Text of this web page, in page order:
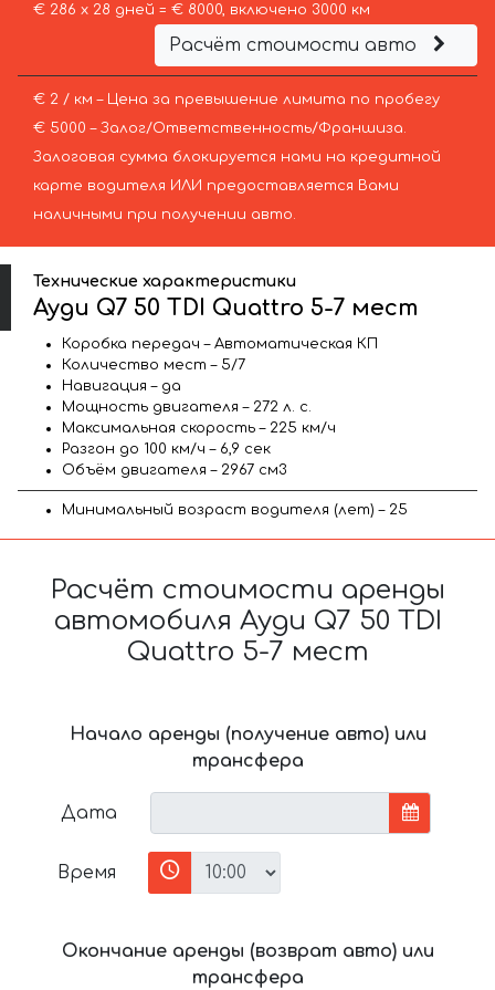
€ 286 х 28 дней = € 8000, включено 3000 км
Расчёт стоимости авто
€ 2 / км – Цена за превышение лимита по пробегу
€ 5000 – Залог/Ответственность/Франшиза.
Залоговая сумма блокируется нами на кредитной
карте водителя ИЛИ предоставляется Вами
наличными при получении авто.
Технические характеристики
Ауди Q7 50 TDI Quattro 5-7 мест
Коробка передач – Автоматическая КП
Количество мест – 5/7
Навигация – да
Мощность двигателя – 272 л. с.
Максимальная скорость – 225 км/ч
Разгон до 100 км/ч – 6,9 сек
Объём двигателя – 2967 см3
Минимальный возраст водителя (лет) – 25
Расчёт стоимости аренды
автомобиля Ауди Q7 50 TDI
Quattro 5-7 мест
Начало аренды (получение авто) или
трансфера
Дата
Время
Окончание аренды (возврат авто) или
трансфера